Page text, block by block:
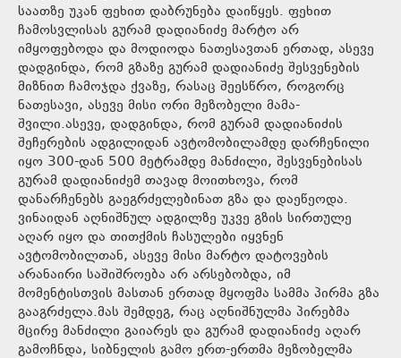
საათზე უკან ფეხით დაბრუნება დაიწყეს. ფეხით
ჩამოსვლისას გურამ დადიანიძე მარტო არ
იმყოფებოდა და მოდიოდა ნათესავთან ერთად, ასევე
დადგინდა, რომ გზაზე გურამ დადიანიძე შესვენების
მიზნით ჩამოჯდა ქვაზე, რასაც შეესწრო, როგორც
ნათესავი, ასევე მისი ორი მეზობელი მამა-
შვილი.ასევე, დადგინდა, რომ გურამ დადიანიძის
შეჩერების ადგილიდან ავტომობილამდე დარჩენილი
იყო 300-დან 500 მეტრამდე მანძილი, შესვენებისას
გურამ დადიანიძემ თავად მოითხოვა, რომ
დანარჩენებს გაეგრძელებინათ გზა და დაეწეოდა.
ვინაიდან აღნიშნულ ადგილზე უკვე გზის სირთულე
აღარ იყო და თითქმის ჩასულები იყვნენ
ავტომობილთან, ასევე მისი მარტო დატოვების
არანაირი საშიშროება არ არსებობდა, იმ
მომენტისთვის მასთან ერთად მყოფმა სამმა პირმა გზა
გააგრძელა.მას შემდეგ, რაც აღნიშნულმა პირებმა
მცირე მანძილი გაიარეს და გურამ დადიანიძე აღარ
გამოჩნდა, სიბნელის გამო ერთ-ერთმა მეზობელმა